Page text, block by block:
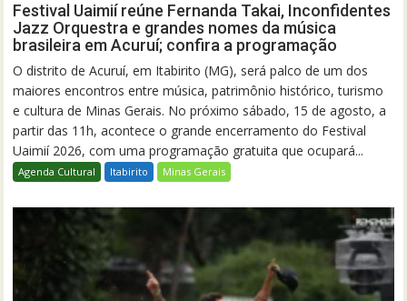
Festival Uaimií reúne Fernanda Takai, Inconfidentes
Jazz Orquestra e grandes nomes da música
brasileira em Acuruí; confira a programação
O distrito de Acuruí, em Itabirito (MG), será palco de um dos
maiores encontros entre música, patrimônio histórico, turismo
e cultura de Minas Gerais. No próximo sábado, 15 de agosto, a
partir das 11h, acontece o grande encerramento do Festival
Uaimií 2026, com uma programação gratuita que ocupará...
Agenda Cultural Itabirito Minas Gerais